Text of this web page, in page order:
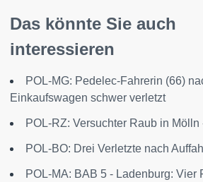
Das könnte Sie auch
interessieren
POL-MG: Pedelec-Fahrerin (66)
Einkaufswagen schwer verletzt
POL-RZ: Versuchter Raub in
POL-BO: Drei Verletzte nach
POL-MA: BAB 5 - Ladenburg: Vier